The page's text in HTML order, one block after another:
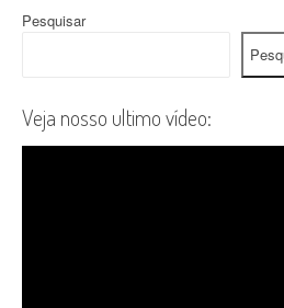
Pesquisar
Veja nosso ultimo vídeo: